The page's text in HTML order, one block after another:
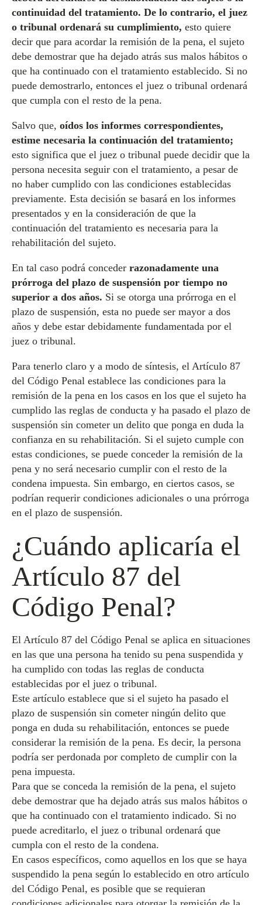
continuidad del tratamiento. De lo contrario, el juez
o tribunal ordenará su cumplimiento, esto quiere
decir que para acordar la remisión de la pena, el sujeto
debe demostrar que ha dejado atrás sus malos hábitos o
que ha continuado con el tratamiento establecido. Si no
puede demostrarlo, entonces el juez o tribunal ordenará
que cumpla con el resto de la pena.
Salvo que, oídos los informes correspondientes,
estime necesaria la continuación del tratamiento;
esto significa que el juez o tribunal puede decidir que la
persona necesita seguir con el tratamiento, a pesar de
no haber cumplido con las condiciones establecidas
previamente. Esta decisión se basará en los informes
presentados y en la consideración de que la
continuación del tratamiento es necesaria para la
rehabilitación del sujeto.
En tal caso podrá conceder razonadamente una
prórroga del plazo de suspensión por tiempo no
superior a dos años. Si se otorga una prórroga en el
plazo de suspensión, esta no puede ser mayor a dos
años y debe estar debidamente fundamentada por el
juez o tribunal.
Para tenerlo claro y a modo de síntesis, el Artículo 87
del Código Penal establece las condiciones para la
remisión de la pena en los casos en los que el sujeto ha
cumplido las reglas de conducta y ha pasado el plazo de
suspensión sin cometer un delito que ponga en duda la
confianza en su rehabilitación. Si el sujeto cumple con
estas condiciones, se puede conceder la remisión de la
pena y no será necesario cumplir con el resto de la
condena impuesta. Sin embargo, en ciertos casos, se
podrían requerir condiciones adicionales o una prórroga
en el plazo de suspensión.
¿Cuándo aplicaría el
Artículo 87 del
Código Penal?
El Artículo 87 del Código Penal se aplica en situaciones
en las que una persona ha tenido su pena suspendida y
ha cumplido con todas las reglas de conducta
establecidas por el juez o tribunal.
Este artículo establece que si el sujeto ha pasado el
plazo de suspensión sin cometer ningún delito que
ponga en duda su rehabilitación, entonces se puede
considerar la remisión de la pena. Es decir, la persona
podría ser perdonada por completo de cumplir con la
pena impuesta.
Para que se conceda la remisión de la pena, el sujeto
debe demostrar que ha dejado atrás sus malos hábitos o
que ha continuado con el tratamiento indicado. Si no
puede acreditarlo, el juez o tribunal ordenará que
cumpla con el resto de la condena.
En casos específicos, como aquellos en los que se haya
suspendido la pena según lo establecido en otro artículo
del Código Penal, es posible que se requieran